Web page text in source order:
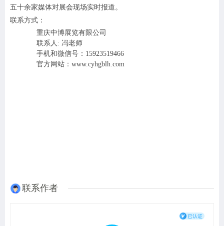
五十余家媒体对展会现场实时报道。
联系方式：
重庆中博展览有限公司
联系人: 冯老师
手机和微信号：15923519466
官方网站：www.cyhgblh.com
联系作者